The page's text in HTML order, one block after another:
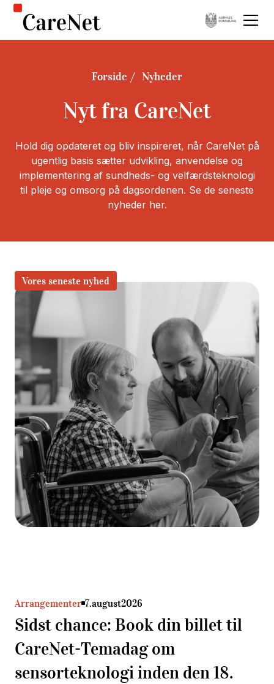
Forside Nyheder
Nyt fra CareNet
Hold dig opdateret og bliv inspireret, når CareNet på
ugentlig basis sætter udvikling, anvendelse og
implementering af sundheds- og velfærdsteknologi
til pleje og omsorg på dagsordenen. Se de seneste
nyheder her.
Vores seneste nyhed
Arrangementer 7.august2026
Sidst chance: Book din billet til
CareNet-Temadag om
sensorteknologi inden den 18.